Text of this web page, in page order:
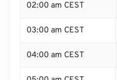
02:00 am CEST
03:00 am CEST
04:00 am CEST